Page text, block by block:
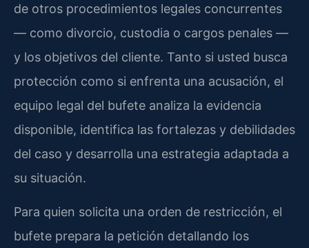
de otros procedimientos legales concurrentes
— como divorcio, custodia o cargos penales —
y los objetivos del cliente. Tanto si usted busca
protección como si enfrenta una acusación, el
equipo legal del bufete analiza la evidencia
disponible, identifica las fortalezas y debilidades
del caso y desarrolla una estrategia adaptada a
su situación.
Para quien solicita una orden de restricción, el
bufete prepara la petición detallando los